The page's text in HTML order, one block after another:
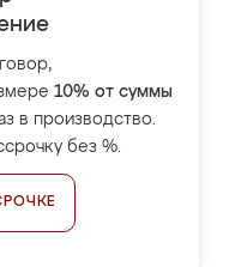
10% от суммы
в производство.
без %.